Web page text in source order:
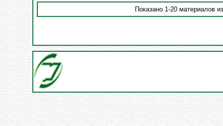
Показано 1-20 материалов